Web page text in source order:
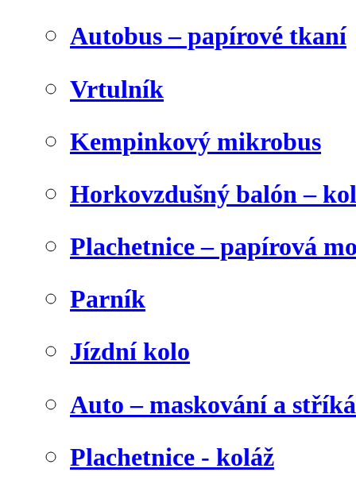
Autobus – papírové tkaní
Vrtulník
Kempinkový mikrobus
Horkovzdušný balón –
Plachetnice – papírová
Parník
Jízdní kolo
Auto – maskování a
Plachetnice - koláž